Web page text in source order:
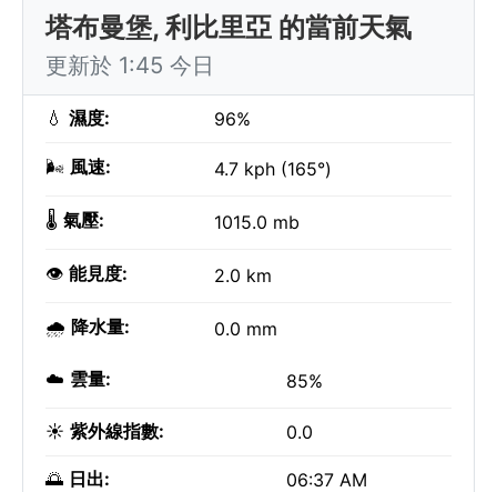
塔布曼堡, 利比里亞 的當前天氣
更新於 1:45 今日
💧 濕度: 96%
🌬️ 風速: 4.7 kph (165°)
🌡️ 氣壓: 1015.0 mb
👁️ 能見度: 2.0 km
🌧️ 降水量: 0.0 mm
☁️ 雲量: 85%
☀️ 紫外線指數: 0.0
🌅 日出: 06:37 AM